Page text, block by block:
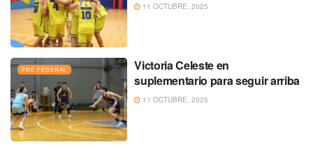
11 OCTUBRE, 2025
PRE FEDERAL
Victoria Celeste en
suplementario para seguir arriba
11 OCTUBRE, 2025